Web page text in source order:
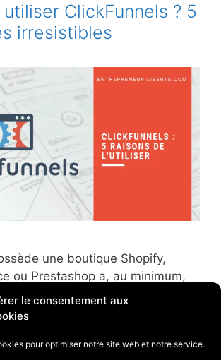
le consentement aux
pour optimiser notre site web et notre service.
ClickFunnels ? 5
irresistibles
une boutique Shopify,
ou Prestashop a, au minimum,
de tunnels de conversion. Mais
à exploiter de manière
l’e-commerce et du marketing